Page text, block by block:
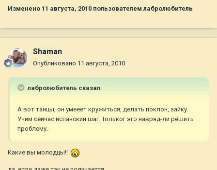
Изменено 11 августа, 2010 пользователем лабролюбитель
Shaman
Опубликовано 11 августа, 2010
лабролюбитель сказал:
А вот танцы, он умееет кружиться, делать поклон, зайку.
Учим сейчас испанский шаг. Тольког это навряд-ли решить
проблему.
Какие вы молодцы!!